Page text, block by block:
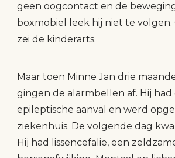
geen oogcontact en de
boxmobiel leek hij niet te volgen.
zei de kinderarts.
Maar toen Minne Jan drie
gingen de alarmbellen af. Hij had
epileptische aanval en werd
ziekenhuis. De volgende dag
Hij had lissencefalie, een